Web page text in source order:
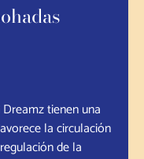
tienen una
la circulación
de la